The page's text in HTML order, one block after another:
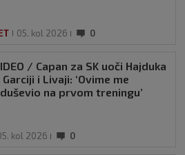
05. kol 2026 0
/ Capan za SK uoči Hajduka
Garciji i Livaji: ‘Ovime me
na prvom treningu’
kol 2026 0